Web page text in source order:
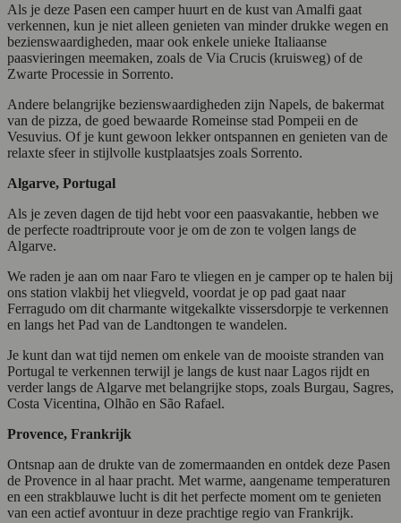
Als je deze Pasen een camper huurt en de kust van Amalfi gaat
verkennen, kun je niet alleen genieten van minder drukke wegen en
bezienswaardigheden, maar ook enkele unieke Italiaanse
paasvieringen meemaken, zoals de Via Crucis (kruisweg) of de
Zwarte Processie in Sorrento.
Andere belangrijke bezienswaardigheden zijn Napels, de bakermat
van de pizza, de goed bewaarde Romeinse stad Pompeii en de
Vesuvius. Of je kunt gewoon lekker ontspannen en genieten van de
relaxte sfeer in stijlvolle kustplaatsjes zoals Sorrento.
Algarve, Portugal
Als je zeven dagen de tijd hebt voor een paasvakantie, hebben we
de perfecte roadtriproute voor je om de zon te volgen langs de
Algarve.
We raden je aan om naar Faro te vliegen en je camper op te halen bij
ons station vlakbij het vliegveld, voordat je op pad gaat naar
Ferragudo om dit charmante witgekalkte vissersdorpje te verkennen
en langs het Pad van de Landtongen te wandelen.
Je kunt dan wat tijd nemen om enkele van de mooiste stranden van
Portugal te verkennen terwijl je langs de kust naar Lagos rijdt en
verder langs de Algarve met belangrijke stops, zoals Burgau, Sagres,
Costa Vicentina, Olhão en São Rafael.
Provence, Frankrijk
Ontsnap aan de drukte van de zomermaanden en ontdek deze Pasen
de Provence in al haar pracht. Met warme, aangename temperaturen
en een strakblauwe lucht is dit het perfecte moment om te genieten
van een actief avontuur in deze prachtige regio van Frankrijk.